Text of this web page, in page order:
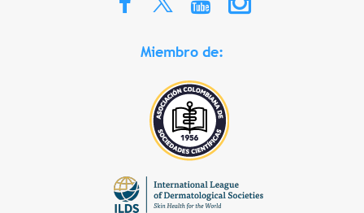
Miembro de: